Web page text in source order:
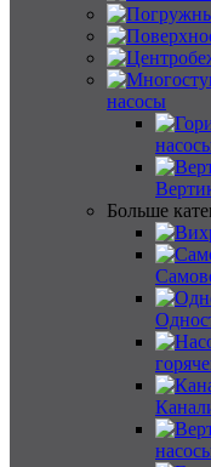
насосы
Больше